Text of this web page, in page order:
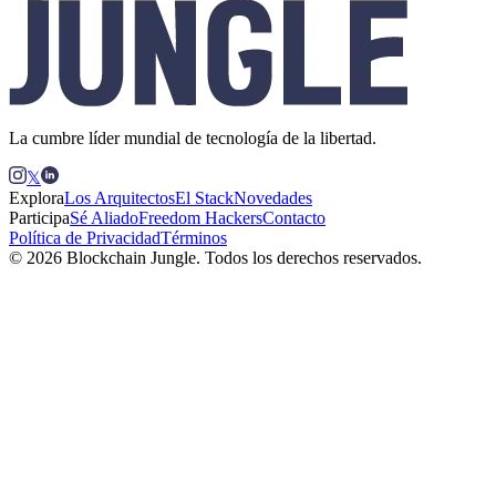
La cumbre líder mundial de tecnología de la libertad.
𝕏
ExploraLos ArquitectosEl StackNovedades
ParticipaSé AliadoFreedom HackersContacto
Política de PrivacidadTérminos
© 2026 Blockchain Jungle. Todos los derechos reservados.